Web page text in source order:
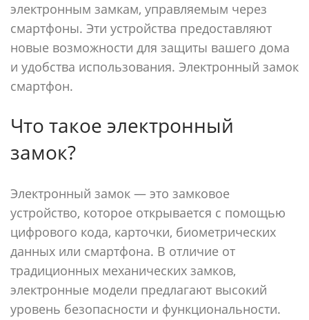
электронным замкам, управляемым через
смартфоны. Эти устройства предоставляют
новые возможности для защиты вашего дома
и удобства использования. Электронный замок
смартфон.
Что такое электронный
замок?
Электронный замок — это замковое
устройство, которое открывается с помощью
цифрового кода, карточки, биометрических
данных или смартфона. В отличие от
традиционных механических замков,
электронные модели предлагают высокий
уровень безопасности и функциональности.